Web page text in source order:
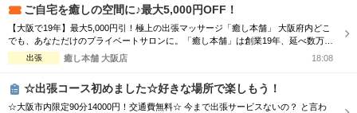
ご自宅を癒しの空間に♪最大5,000円OFF！
【大阪で19年】最大5,000円引！極上の出張マッサージ「癒し本舗」 大阪府内どこ
でも、あなただけのプライベートサロンに。「癒し本舗」は創業19年、延べ数万回
の実績を誇る出張専門店です。厳選されたセラピストが、ご自宅やホテルへ至福の
癒しをお届けします。 ■選べる5つの本格メニュー ・ボディケア：コリを芯から解
眠不足に ...
出張 癒し本舗 大阪店 18:08
☆出張コース初めました☆好きな場所で楽しもう！
☆大阪市内限定90分14000円！交通費無料☆ 今まで出張サービスないの？ と言わ